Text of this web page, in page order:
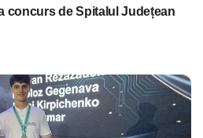
concurs de Spitalul Județean